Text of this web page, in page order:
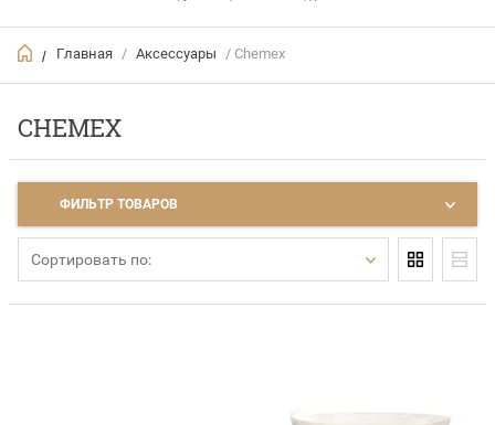
/ Главная / Аксессуары / Chemex
CHEMEX
ФИЛЬТР ТОВАРОВ
Сортировать по: